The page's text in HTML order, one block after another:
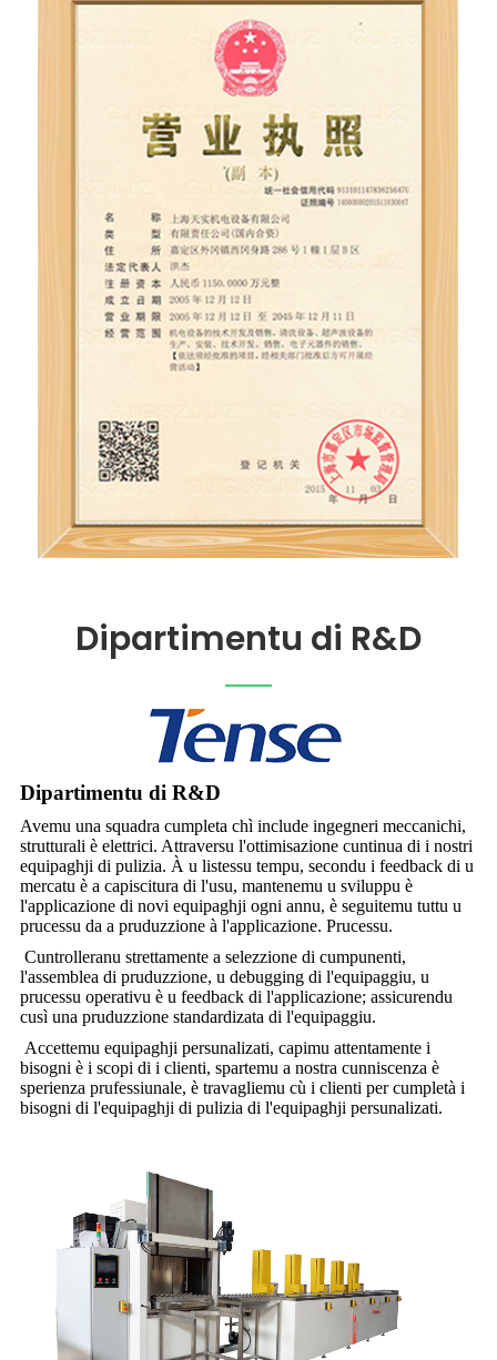
Dipartimentu di R&D
Dipartimentu di R&D
Avemu una squadra cumpleta chì include ingegneri meccanichi,
strutturali è elettrici. Attraversu l'ottimisazione cuntinua di i nostri
equipaghji di pulizia. À u listessu tempu, secondu i feedback di u
mercatu è a capiscitura di l'usu, mantenemu u sviluppu è
l'applicazione di novi equipaghji ogni annu, è seguitemu tuttu u
prucessu da a pruduzzione à l'applicazione. Prucessu.
Cuntrolleranu strettamente a selezzione di cumpunenti,
l'assemblea di pruduzzione, u debugging di l'equipaggiu, u
prucessu operativu è u feedback di l'applicazione; assicurendu
cusì una pruduzzione standardizata di l'equipaggiu.
Accettemu equipaghji persunalizati, capimu attentamente i
bisogni è i scopi di i clienti, spartemu a nostra cunniscenza è
sperienza prufessiunale, è travagliemu cù i clienti per cumpletà i
bisogni di l'equipaghji di pulizia di l'equipaghji persunalizati.